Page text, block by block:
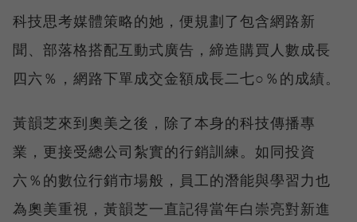
科技思考媒體策略的她，便規劃了包含網路新
聞、部落格搭配互動式廣告，締造購買人數成長
四六％，網路下單成交金額成長二七○％的成績。
黃韻芝來到奧美之後，除了本身的科技傳播專
業，更接受總公司紮實的行銷訓練。如同投資
六％的數位行銷市場般，員工的潛能與學習力也
為奧美重視，黃韻芝一直記得當年白崇亮對新進